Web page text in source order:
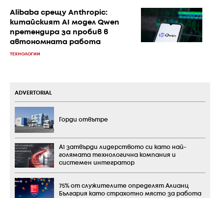
Alibaba срещу Anthropic:
китайският AI модел Qwen
претендира за пробив в
автономната работа
ТЕХНОЛОГИИ
ADVERTORIAL
Горди отвътре
А1 затвърди лидерството си като най-
голямата технологична компания и
системен интегратор
75% от служителите определят Алианц
България като страхотно място за работа